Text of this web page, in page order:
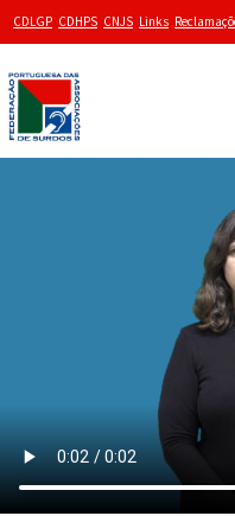
CDLGP CDHPS CNJS Links